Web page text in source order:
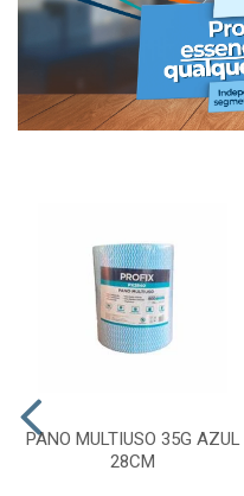
PANO MULTIUSO 35G AZUL
28CM